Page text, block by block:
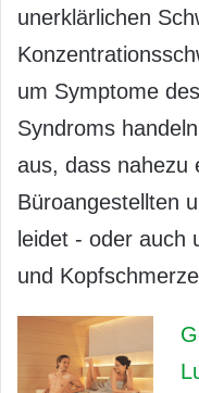
unerklärlichen
um Symptome
Syndroms
aus, dass nahezu
Büroangestellten
leidet - oder auch
und